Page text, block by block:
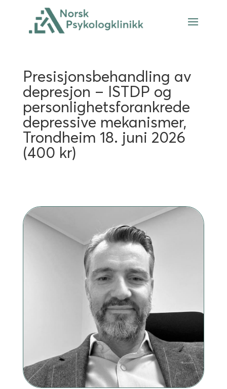
Presisjonsbehand­ling av
depresjon – ISTDP og
personlighetsforankrede
depressive mekanismer,
Trondheim 18. juni 2026
(400 kr)